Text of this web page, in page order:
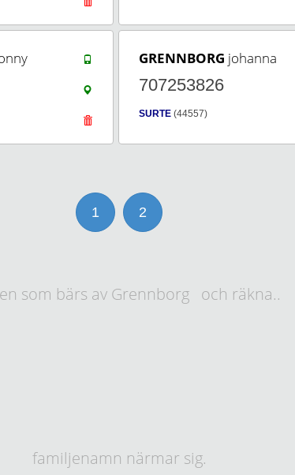
GRENNBORG johanna
707253826
SURTE (44557)
1 2
som bärs av Grennborg och räkna..
familjenamn närmar sig.